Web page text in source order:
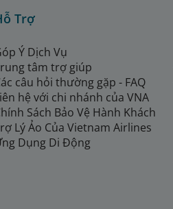
Trợ
Ý Dịch Vụ
tâm trợ giúp
câu hỏi thường gặp - FAQ
hệ với chi nhánh của VNA
Sách Bảo Vệ Hành Khách
Lý Ảo Của Vietnam Airlines
Dụng Di Động